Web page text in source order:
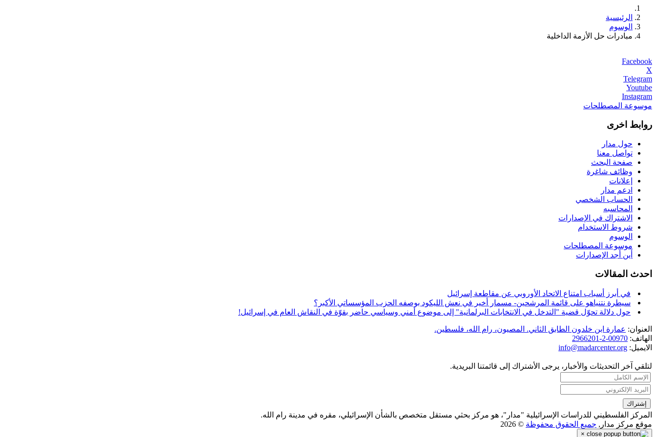
الرئيسية
الوسوم
مبادرات حل الأزمة الداخلية
Facebook
X
Telegram
Youtube
Instagram
موسوعة المصطلحات
روابط اخرى
حول مدار
تواصل معنا
صفحة البحث
وظائف شاغرة
إعلانات
ادعم مدار
الحساب الشخصي
المحاسبه
الاشتراك في الإصدارات
شروط الاستخدام
الوسوم
موسوعة المصطلحات
أين أجد الإصدارات
احدث المقالات
في أبرز أسباب امتناع الاتحاد الأوروبي عن مقاطعة إسرائيل
سيطرة نتنياهو على قائمة المرشحين- مسمار أخير في نعش الليكود بوصفه الحزب المؤسساتي الأكبر؟
حول دلالة تحوّل قضية "التدخل في الانتخابات البرلمانية" إلى موضوع أمني وسياسي حاضر بقوّة في النقاش العام في إسرائيل!
العنوان: عمارة ابن خلدون الطابق الثاني. المصيون، رام الله، فلسطين.
الهاتف: 00970-2-2966201
الايميل: info@madarcenter.org
لتلقي آخر التحديثات والأخبار، يرجى الأشتراك إلى قائمتنا البريدية.
المركز الفلسطيني للدراسات الإسرائيلية "مدار"، هو مركز بحثي مستقل متخصص بالشأن الإسرائيلي، مقره في مدينة رام الله.
موقع مركز مدار, جميع الحقوق محفوظة © 2026
×